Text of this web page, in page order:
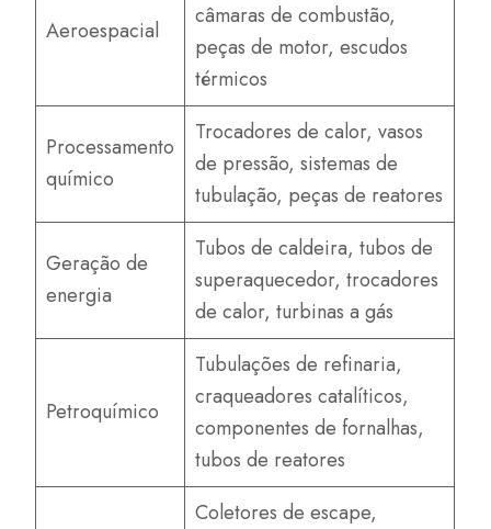
Aeroespacial
câmaras de combustão,
peças de motor, escudos
térmicos
Processamento
químico
Trocadores de calor, vasos
de pressão, sistemas de
tubulação, peças de reatores
Geração de
energia
Tubos de caldeira, tubos de
superaquecedor, trocadores
de calor, turbinas a gás
Petroquímico
Tubulações de refinaria,
craqueadores catalíticos,
componentes de fornalhas,
tubos de reatores
Coletores de escape,